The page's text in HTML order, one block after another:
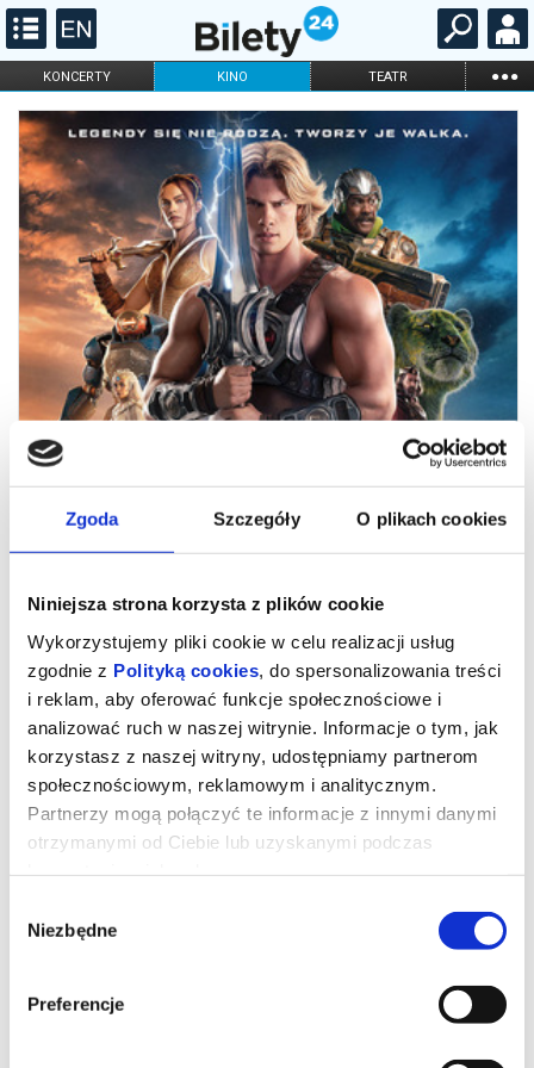
Zgoda Szczegóły O plikach cookies
Niniejsza strona korzysta z plików cookie
Wykorzystujemy pliki cookie w celu realizacji usług
zgodnie z Polityką cookies , do spersonalizowania treści
i reklam, aby oferować funkcje społecznościowe i
analizować ruch w naszej witrynie. Informacje o tym, jak
korzystasz z naszej witryny, udostępniamy partnerom
społecznościowym, reklamowym i analitycznym.
Partnerzy mogą połączyć te informacje z innymi danymi
otrzymanymi od Ciebie lub uzyskanymi podczas
zgody
Niezbędne
Preferencje
KONCERTY KINO TEATR ...
FILHARMONIA OPERA I BALET
DLA DZIECI
ONLINE
Władcy wszechświata_dubbing
trakcie lądowania traci Miecz Mocy Grayskull, należący do jego
przodków. Po 15 latach rozłąki Miecz Mocy prowadzi księcia
Adama (Nicholas Galitzine) z powrotem do Eternii, gdzie odkrywa,
Skeletora (Jared Leto). Aby ocalić swoją rodzinę i świat, Adam